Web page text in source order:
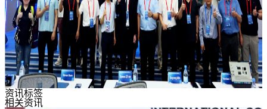
资讯标签
相关资讯